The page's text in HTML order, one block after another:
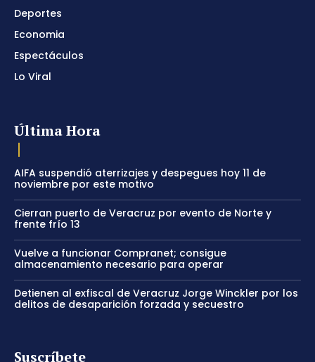
Deportes
Economia
Espectáculos
Lo Viral
Última Hora
AIFA suspendió aterrizajes y despegues hoy 11 de
noviembre por este motivo
Cierran puerto de Veracruz por evento de Norte y
frente frío 13
Vuelve a funcionar Compranet; consigue
almacenamiento necesario para operar
Detienen al exfiscal de Veracruz Jorge Winckler por los
delitos de desaparición forzada y secuestro
Suscríbete